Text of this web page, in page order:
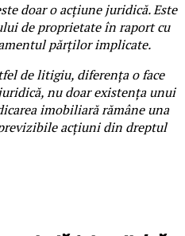
doar o acțiune juridică. Este
de proprietate în raport cu
părților implicate.
de litigiu, diferența o face
nu doar existența unui
imobiliară rămâne una
acțiuni din dreptul